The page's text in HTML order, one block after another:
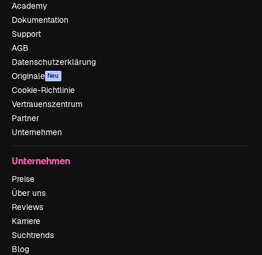
Academy
Dokumentation
Support
AGB
Datenschutzerklärung
Originale Neu
Cookie-Richtlinie
Vertrauenszentrum
Partner
Unternehmen
Unternehmen
Preise
Über uns
Reviews
Karriere
Suchtrends
Blog